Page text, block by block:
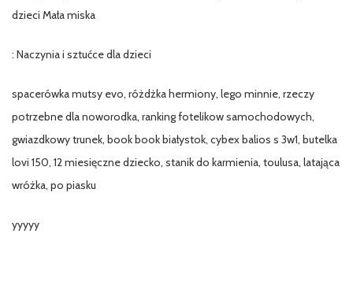
dzieci Mała miska
: Naczynia i sztućce dla dzieci
spacerówka mutsy evo, różdżka hermiony, lego minnie, rzeczy
potrzebne dla noworodka, ranking fotelikow samochodowych,
gwiazdkowy trunek, book book białystok, cybex balios s 3w1, butelka
lovi 150, 12 miesięczne dziecko, stanik do karmienia, toulusa, latająca
wróżka, po piasku
yyyyy